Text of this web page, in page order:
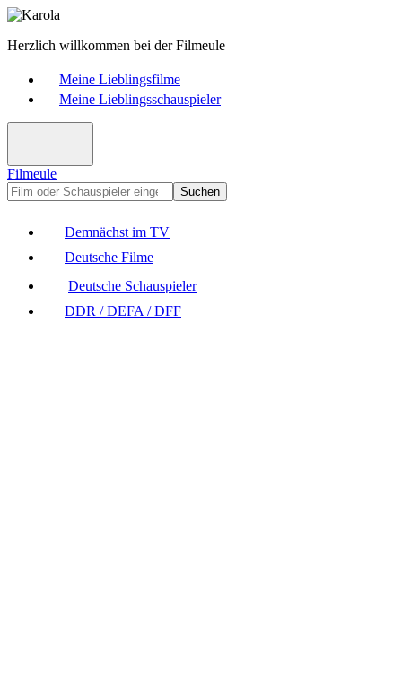
Herzlich willkommen bei der Filmeule
Meine Lieblingsfilme
Meine Lieblingsschauspieler
Filmeule
Suchen
Demnächst im TV
Deutsche Filme
Deutsche Schauspieler
DDR / DEFA / DFF